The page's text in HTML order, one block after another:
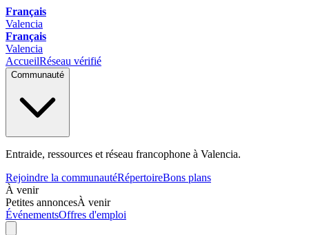
Français
Valencia
Français
Valencia
AccueilRéseau vérifié
Communauté
Entraide, ressources et réseau francophone à Valencia.
Rejoindre la communautéRépertoireBons plans
À venir
Petites annoncesÀ venir
ÉvénementsOffres d'emploi